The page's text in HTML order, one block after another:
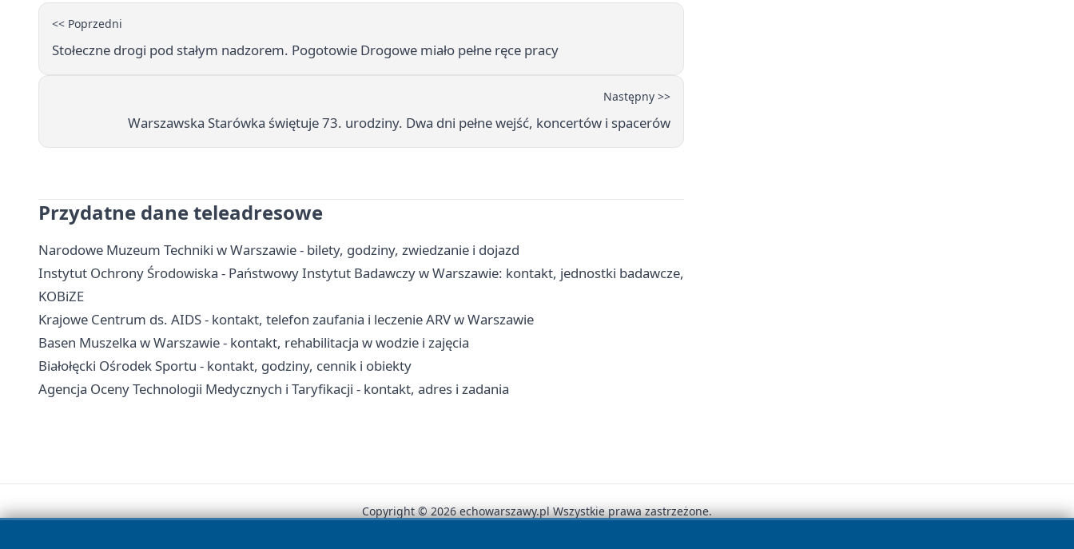
<< Poprzedni
Stołeczne drogi pod stałym nadzorem. Pogotowie Drogowe miało pełne ręce pracy
Następny >>
Warszawska Starówka świętuje 73. urodziny. Dwa dni pełne wejść, koncertów i spacerów
Przydatne dane teleadresowe
Narodowe Muzeum Techniki w Warszawie - bilety, godziny, zwiedzanie i dojazd
Instytut Ochrony Środowiska - Państwowy Instytut Badawczy w Warszawie: kontakt, jednostki badawcze,
KOBiZE
Krajowe Centrum ds. AIDS - kontakt, telefon zaufania i leczenie ARV w Warszawie
Basen Muszelka w Warszawie - kontakt, rehabilitacja w wodzie i zajęcia
Białołęcki Ośrodek Sportu - kontakt, godziny, cennik i obiekty
Agencja Oceny Technologii Medycznych i Taryfikacji - kontakt, adres i zadania
Copyright © 2026 echowarszawy.pl Wszystkie prawa zastrzeżone.